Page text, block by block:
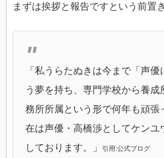
まずは挨拶と報告ですという前置
「私うらたぬきは今まで「声
う夢を持ち、専門学校から養成
務所所属という形で何年も頑張
在は声優・高橋渉としてケンユ
しております。」
引用:公式ブログ